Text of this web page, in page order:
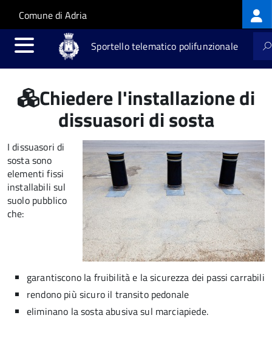
Salta al contenuto principale
Skip to site navigation
Comune di Adria
Sportello telematico polifunzionale
Chiedere l'installazione di
dissuasori di sosta
I dissuasori di
sosta sono
elementi fissi
installabili sul
suolo pubblico
che:
garantiscono la fruibilità e la sicurezza dei passi carrabili
rendono più sicuro il transito pedonale
eliminano la sosta abusiva sul marciapiede.